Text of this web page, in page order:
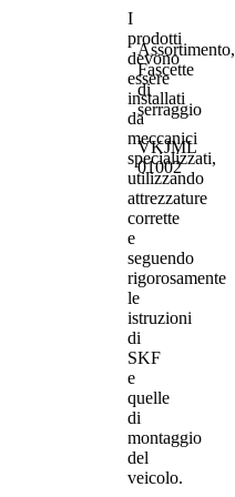
I
prodotti
devono
essere
installati
da
meccanici
specializzati,
utilizzando
attrezzature
corrette
e
seguendo
rigorosamente
le
istruzioni
di
SKF
e
quelle
di
montaggio
del
veicolo.
Assortimento,
Fascette
di
serraggio
VKJML
01002